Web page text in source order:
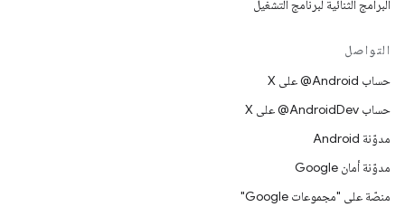
البرامج الثنائية لبرنامج التشغيل
التواصل
حساب ‎@Android على X
حساب ‎@AndroidDev على X
مدوّنة Android
مدوّنة أمان Google
منصّة على "مجموعات Google"